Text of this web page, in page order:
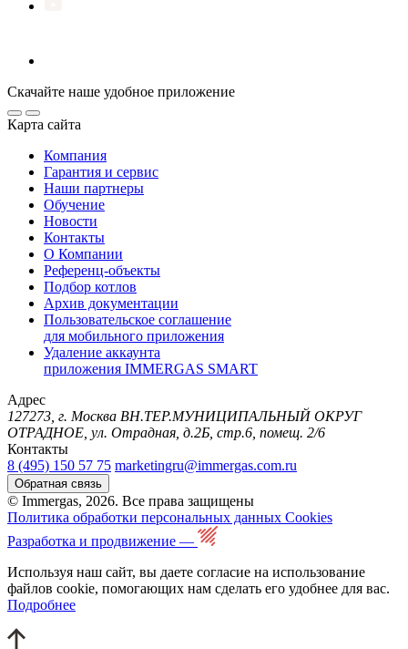
Скачайте наше удобное приложение
Карта сайта
Компания
Гарантия и сервис
Наши партнеры
Обучение
Новости
Контакты
О Компании
Референц-объекты
Подбор котлов
Архив документации
Пользовательское соглашение
для мобильного приложения
Удаление аккаунта
приложения IMMERGAS SMART
Адрес
127273, г. Москва ВН.ТЕР.МУНИЦИПАЛЬНЫЙ ОКРУГ
ОТРАДНОЕ, ул. Отрадная, д.2Б, стр.6, помещ. 2/6
Контакты
8 (495) 150 57 75 marketingru@immergas.com.ru
Обратная связь
© Immergas, 2026. Все права защищены
Политика обработки персональных данных Cookies
Разработка и продвижение —
Используя наш сайт, вы даете согласие на использование
файлов cookie, помогающих нам сделать его удобнее для вас.
Подробнее